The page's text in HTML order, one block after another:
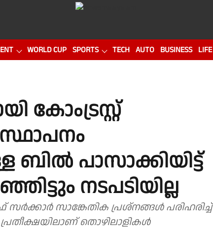
WORLD CUP SPORTS TECH AUTO BUSINESS LIFE
കോംട്രസ്റ്റ്
പാസാക്കിയിട്ട്
നടപടിയില്ല
സാങ്കേതിക പ്രശ്നങ്ങൾ പരിഹരിച്ച്
തൊഴിലാളികൾ